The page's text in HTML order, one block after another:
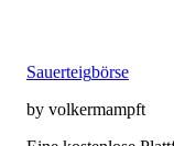
Sauerteigbörse
by volkermampft